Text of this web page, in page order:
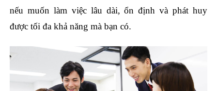
nếu muốn làm việc lâu dài, ổn định và phát huy
được tối đa khả năng mà bạn có.